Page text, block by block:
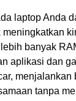
laptop Anda
meningkatkan
banyak
aplikasi dan
menjalankan
tanpa